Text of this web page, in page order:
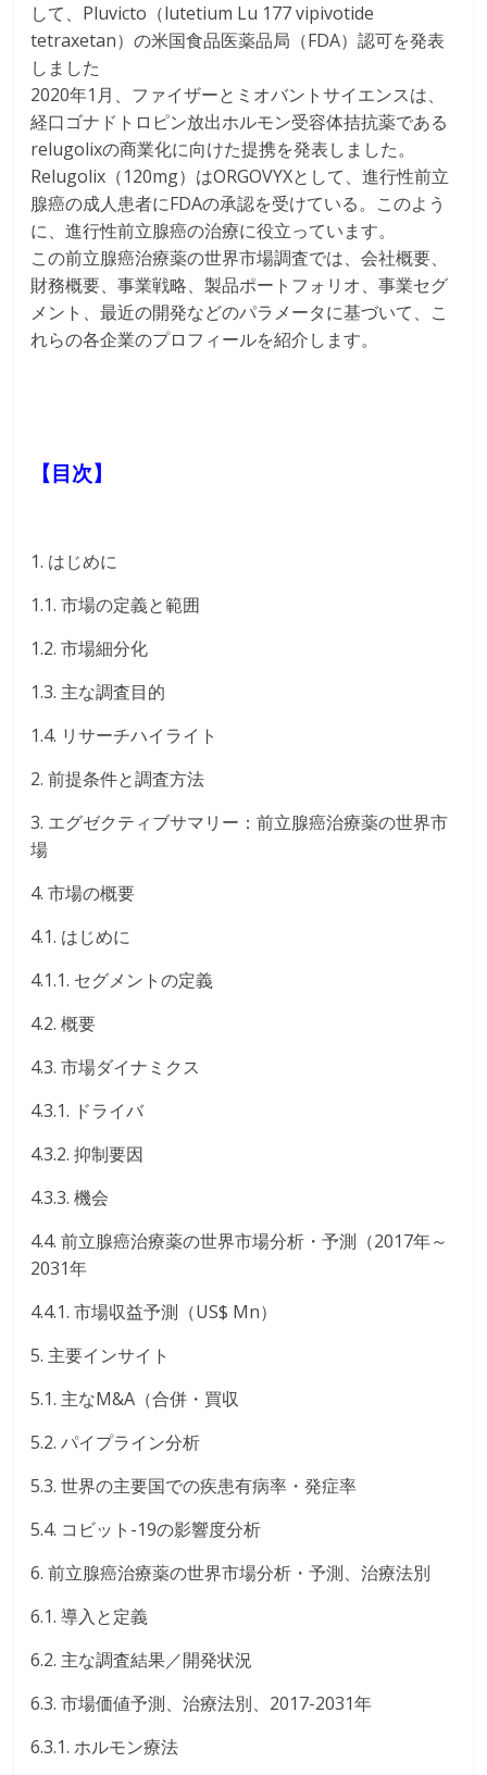
して、Pluvicto（lutetium Lu 177 vipivotide
tetraxetan）の米国食品医薬品局（FDA）認可を発表
しました
2020年1月、ファイザーとミオバントサイエンスは、
経口ゴナドトロピン放出ホルモン受容体拮抗薬である
relugolixの商業化に向けた提携を発表しました。
Relugolix（120mg）はORGOVYXとして、進行性前立
腺癌の成人患者にFDAの承認を受けている。このよう
に、進行性前立腺癌の治療に役立っています。
この前立腺癌治療薬の世界市場調査では、会社概要、
財務概要、事業戦略、製品ポートフォリオ、事業セグ
メント、最近の開発などのパラメータに基づいて、こ
れらの各企業のプロフィールを紹介します。
【目次】
1. はじめに
1.1. 市場の定義と範囲
1.2. 市場細分化
1.3. 主な調査目的
1.4. リサーチハイライト
2. 前提条件と調査方法
3. エグゼクティブサマリー：前立腺癌治療薬の世界市
場
4. 市場の概要
4.1. はじめに
4.1.1. セグメントの定義
4.2. 概要
4.3. 市場ダイナミクス
4.3.1. ドライバ
4.3.2. 抑制要因
4.3.3. 機会
4.4. 前立腺癌治療薬の世界市場分析・予測（2017年～
2031年
4.4.1. 市場収益予測（US$ Mn）
5. 主要インサイト
5.1. 主なM&A（合併・買収
5.2. パイプライン分析
5.3. 世界の主要国での疾患有病率・発症率
5.4. コビット-19の影響度分析
6. 前立腺癌治療薬の世界市場分析・予測、治療法別
6.1. 導入と定義
6.2. 主な調査結果／開発状況
6.3. 市場価値予測、治療法別、2017-2031年
6.3.1. ホルモン療法